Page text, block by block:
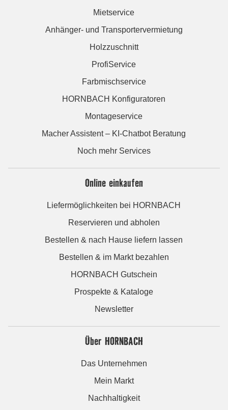
Mietservice
Anhänger- und Transportervermietung
Holzzuschnitt
ProfiService
Farbmischservice
HORNBACH Konfiguratoren
Montageservice
Macher Assistent – KI-Chatbot Beratung
Noch mehr Services
Online einkaufen
Liefermöglichkeiten bei HORNBACH
Reservieren und abholen
Bestellen & nach Hause liefern lassen
Bestellen & im Markt bezahlen
HORNBACH Gutschein
Prospekte & Kataloge
Newsletter
Über HORNBACH
Das Unternehmen
Mein Markt
Nachhaltigkeit